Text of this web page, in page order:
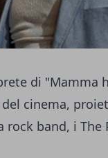
di "Mamma
cinema,
band, i The